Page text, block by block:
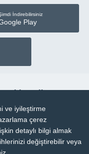
İndirebilirsiniz
Play
Takip Edin
Hizmetleri
ve iyileştirme
çerez
detaylı bilgi almak
değiştirebilir veya